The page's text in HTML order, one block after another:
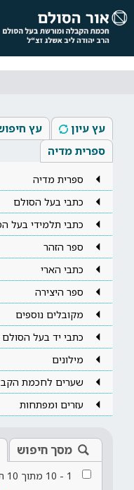
עץ עיון עץ
ספרית מדיה
ספרית מדיה
כתבי בעל הסולם
כתבי תלמידי בעל
ספר הזהר
כתבי הארי
ספר היצירה
מקובלים נוספים
כתבי יד בעל הסולם
מילונים
שערים לחכמת
עזרים ומפתחות
מסך חיפוש
1
-
10 מתוך 10